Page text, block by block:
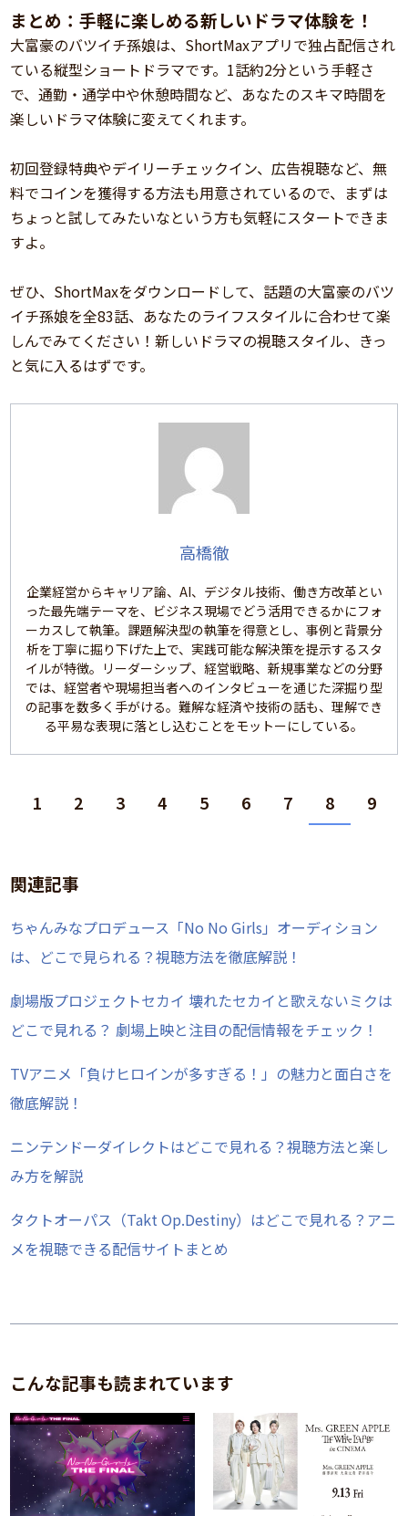
まとめ：手軽に楽しめる新しいドラマ体験を！
大富豪のバツイチ孫娘は、ShortMaxアプリで独占配信され
ている縦型ショートドラマです。1話約2分という手軽さ
で、通勤・通学中や休憩時間など、あなたのスキマ時間を
楽しいドラマ体験に変えてくれます。
初回登録特典やデイリーチェックイン、広告視聴など、無
料でコインを獲得する方法も用意されているので、まずは
ちょっと試してみたいなという方も気軽にスタートできま
すよ。
ぜひ、ShortMaxをダウンロードして、話題の大富豪のバツ
イチ孫娘を全83話、あなたのライフスタイルに合わせて楽
しんでみてください！新しいドラマの視聴スタイル、きっ
と気に入るはずです。
高橋徹
企業経営からキャリア論、AI、デジタル技術、働き方改革とい
った最先端テーマを、ビジネス現場でどう活用できるかにフォ
ーカスして執筆。課題解決型の執筆を得意とし、事例と背景分
析を丁寧に掘り下げた上で、実践可能な解決策を提示するスタ
イルが特徴。リーダーシップ、経営戦略、新規事業などの分野
では、経営者や現場担当者へのインタビューを通じた深掘り型
の記事を数多く手がける。難解な経済や技術の話も、理解でき
る平易な表現に落とし込むことをモットーにしている。
1 2 3 4 5 6 7 8 9
関連記事
ちゃんみなプロデュース「No No Girls」オーディション
は、どこで見られる？視聴方法を徹底解説！
劇場版プロジェクトセカイ 壊れたセカイと歌えないミクは
どこで見れる？ 劇場上映と注目の配信情報をチェック！
TVアニメ「負けヒロインが多すぎる！」の魅力と面白さを
徹底解説！
ニンテンドーダイレクトはどこで見れる？視聴方法と楽し
み方を解説
タクトオーパス（Takt Op.Destiny）はどこで見れる？アニ
メを視聴できる配信サイトまとめ
こんな記事も読まれています